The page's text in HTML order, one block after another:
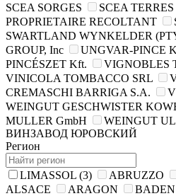
SCEA SORGES
SCEA
PROPRIETAIRE RECOLTANT
SWARTLAND WYNKELDER
GROUP, Inc
UNGVAR-PINCE
PINCÉSZET Kft.
VIGNOBLES
VINICOLA TOMBACCO SRL
CREMASCHI BARRIGA S.A.
WEINGUT GESCHWISTER
MULLER GmbH
WEINGUT
ВИНЗАВОД ЮРОВСКИЙ
Регион
LIMASSOL (3) ABRUZZO
ALSACE
ARAGON BADEN